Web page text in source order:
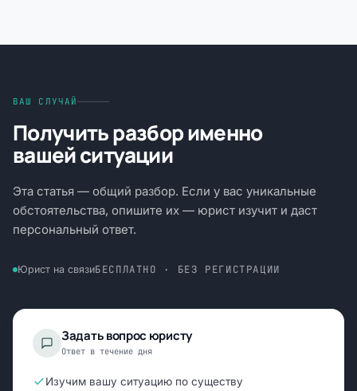
ВАШ СЛУЧАЙ
Получить разбор именно
вашей ситуации
Эта статья — общий разбор. Если у вас уникальные
обстоятельства, опишите их — юрист изучит и даст
персональный ответ.
Юрист на связиБЕСПЛАТНО · БЕЗ РЕГИСТРАЦИИ
Задать вопрос юристу
Ответ в течение дня
Изучим вашу ситуацию по существу